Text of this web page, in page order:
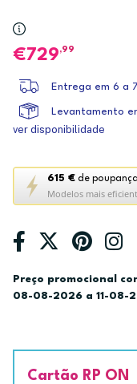
729,99
Entrega em 6 a
Levantamento
ver disponibilidade
615 € de
Modelos mais
Esta
ação
a
ferramenta
de
poupança
Preço promocional
08-08-2026 a 11-08-
Cartão RP ON